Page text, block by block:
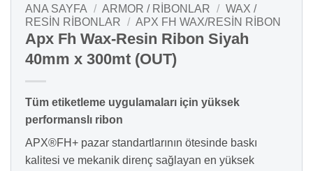
ANA SAYFA / ARMOR / RIBONLAR / WAX /
RESIN RIBONLAR / APX FH WAX/RESIN RIBON
Apx Fh Wax-Resin Ribon Siyah
40mm x 300mt (OUT)
Tüm etiketleme uygulamaları için yüksek
performanslı ribon
APX®FH+ pazar standartlarının ötesinde baskı
kalitesi ve mekanik direnç sağlayan en yüksek